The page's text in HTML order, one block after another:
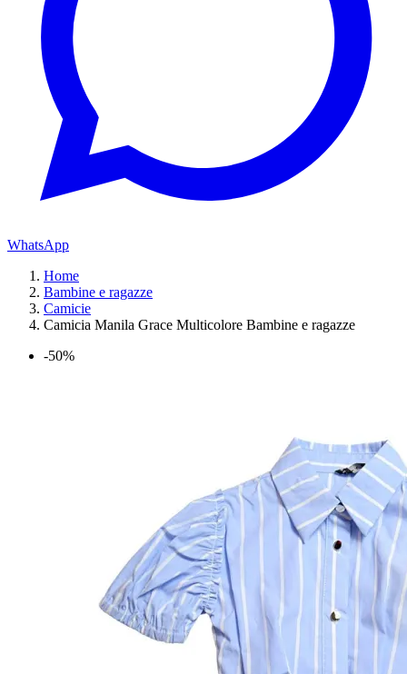
WhatsApp
Home
Bambine e ragazze
Camicie
Camicia Manila Grace Multicolore Bambine e ragazze
-50%